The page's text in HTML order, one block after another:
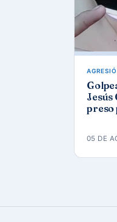
Jesús
preso
05 DE